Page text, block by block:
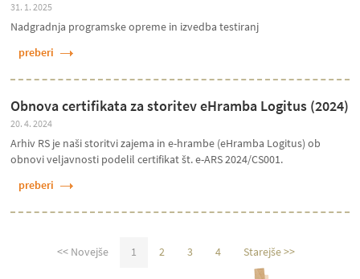
31. 1. 2025
Nadgradnja programske opreme in izvedba testiranj
preberi
Obnova certifikata za storitev eHramba Logitus (2024)
20. 4. 2024
Arhiv RS je naši storitvi zajema in e-hrambe (eHramba Logitus) ob
obnovi veljavnosti podelil certifikat št. e-ARS 2024/CS001.
preberi
<< Novejše 1 2 3 4 Starejše >>